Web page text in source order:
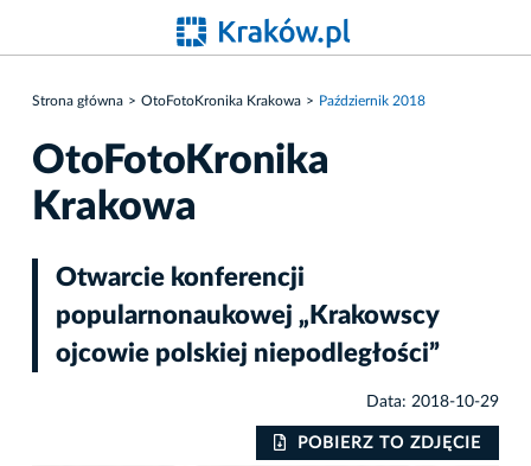
Strona główna OtoFotoKronika Krakowa Październik 2018
OtoFotoKronika
Krakowa
Otwarcie konferencji
popularnonaukowej „Krakowscy
ojcowie polskiej niepodległości”
Data: 2018-10-29
POBIERZ TO ZDJĘCIE